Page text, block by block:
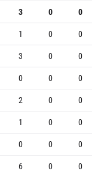
3 0
0
1 0
0
3 0
0
0 0
0
2 0
0
1 0
0
0 0
0
6 0
0